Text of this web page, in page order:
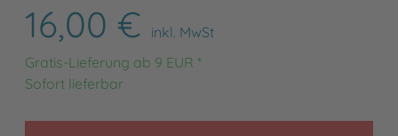
16,00 €
inkl. MwSt
Gratis-Lieferung ab 9 EUR *
Sofort lieferbar